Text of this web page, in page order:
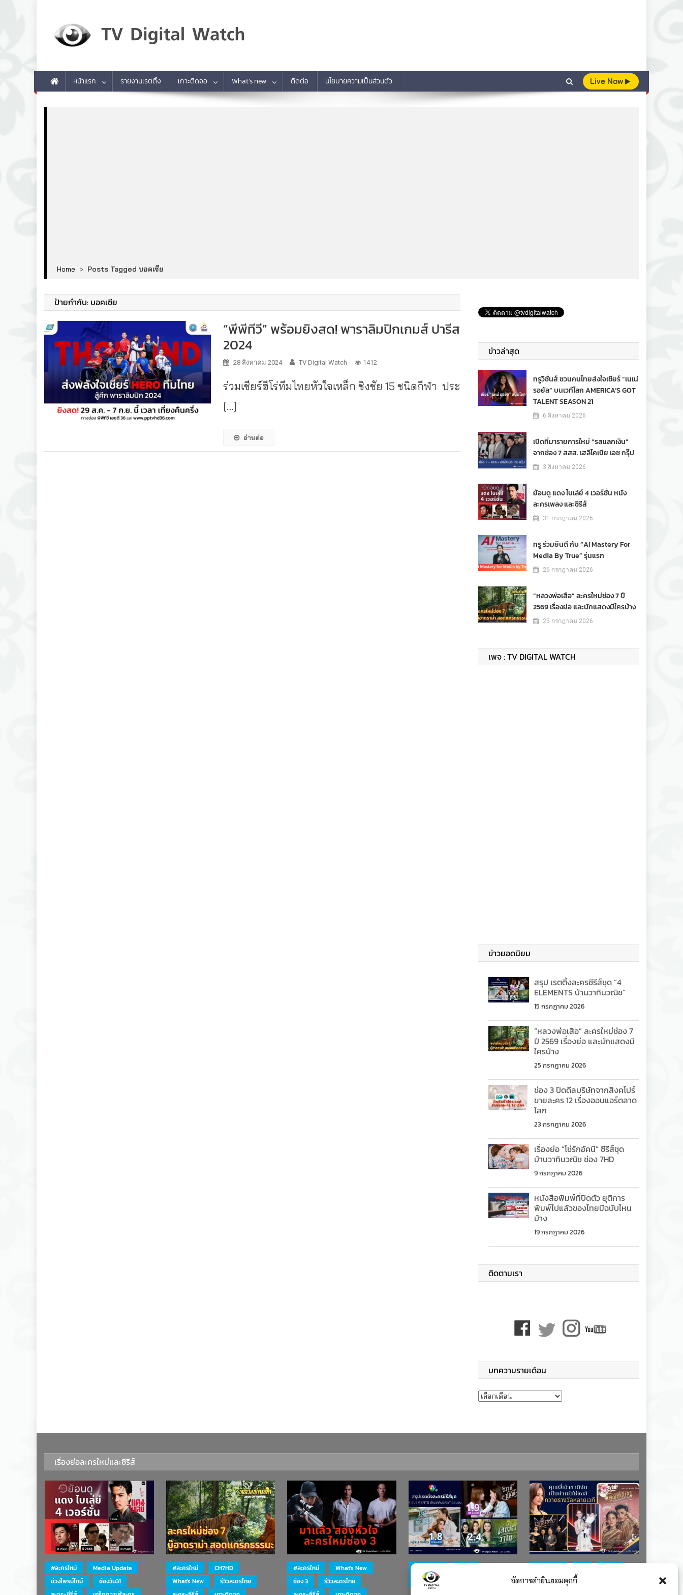
จัดการคำยินยอมคุกกี้
หน้าแรก รายงานเรตติ้ง เกาะติดจอ What’s new ติดต่อ นโยบายความเป็นส่วนตัว Live Now
Home > Posts Tagged บอคเซีย
ป้ายกำกับ: บอคเซีย
“พีพีทีวี” พร้อมยิงสด! พาราลิมปิกเกมส์ ปารีส
2024
28 สิงหาคม 2024 TV Digital Watch 1412
ร่วมเชียร์ฮีโร่ทีมไทยหัวใจเหล็ก ชิงชัย 15 ชนิดกีฬา ประ
[…]
อ่านต่อ
ข่าวล่าสุด
ทรูวิชั่นส์ ชวนคนไทยส่งใจเชียร์ “เนเน่
รอยัล” บนเวทีโลก AMERICA’S GOT
TALENT SEASON 21
6 สิงหาคม 2026
เปิดที่มารายการใหม่ “รสแลกเงิน”
จากช่อง 7 สสส. เฮลิโคเนีย เอช กรุ๊ป
3 สิงหาคม 2026
ย้อนดู แดง ไบเล่ย์ 4 เวอร์ชั่น หนัง
ละครเพลง และซีรีส์
31 กรกฎาคม 2026
ทรู ร่วมยินดี กับ “AI Mastery For
Media By True” รุ่นแรก
26 กรกฎาคม 2026
“หลวงพ่อเสือ” ละครใหม่ช่อง 7 ปี
2569 เรื่องย่อ และนักแสดงมีใครบ้าง
25 กรกฎาคม 2026
เพจ : TV DIGITAL WATCH
ข่าวยอดนิยม
สรุป เรตติ้งละครซีรีส์ชุด “4
ELEMENTS บ้านวาทินวณิช”
15 กรกฎาคม 2026
“หลวงพ่อเสือ” ละครใหม่ช่อง 7
ปี 2569 เรื่องย่อ และนักแสดงมี
ใครบ้าง
25 กรกฎาคม 2026
ช่อง 3 ปิดดีลบริษัทจากสิงคโปร์
ขายละคร 12 เรื่องออนแอร์ตลาด
โลก
23 กรกฎาคม 2026
เรื่องย่อ “โซ่รักอัคนี” ซีรีส์ชุด
บ้านวาทินวณิช ช่อง 7HD
9 กรกฎาคม 2026
หนังสือพิมพ์ที่ปิดตัว ยุติการ
พิมพ์ไปแล้วของไทยมีฉบับไหน
บ้าง
19 กรกฎาคม 2026
ติดตามเรา
บทความรายเดือน
บทความรายเดือน
เรื่องย่อละครใหม่และซีรีส์
#ละครใหม่
Media Update
ช่วงไพรม์ไทม์
ช่องวัน31
#ละครใหม่
CH7HD
What's New
รีวิวละครไทย
#ละครใหม่
What's New
ช่อง 3
รีวิวละครไทย
ละคร-ซีรีส์
รางวัล
ละคร-ซีรีส์